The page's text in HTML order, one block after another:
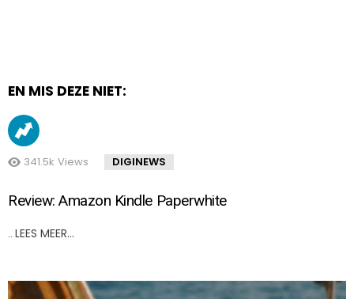
EN MIS DEZE NIET:
341.5k Views DIGINEWS
Review: Amazon Kindle Paperwhite
.. LEES MEER…